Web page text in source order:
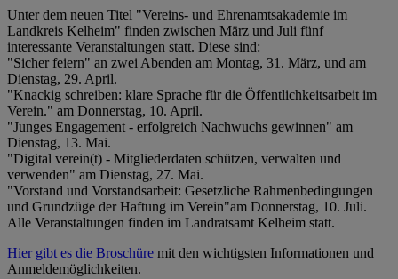
Unter dem neuen Titel "Vereins- und Ehrenamtsakademie im
Landkreis Kelheim" finden zwischen März und Juli fünf
interessante Veranstaltungen statt. Diese sind:
"Sicher feiern" an zwei Abenden am Montag, 31. März, und am
Dienstag, 29. April.
"Knackig schreiben: klare Sprache für die Öffentlichkeitsarbeit im
Verein." am Donnerstag, 10. April.
"Junges Engagement - erfolgreich Nachwuchs gewinnen" am
Dienstag, 13. Mai.
"Digital verein(t) - Mitgliederdaten schützen, verwalten und
verwenden" am Dienstag, 27. Mai.
"Vorstand und Vorstandsarbeit: Gesetzliche Rahmenbedingungen
und Grundzüge der Haftung im Verein"am Donnerstag, 10. Juli.
Alle Veranstaltungen finden im Landratsamt Kelheim statt.
Hier gibt es die Broschüre mit den wichtigsten Informationen und
Anmeldemöglichkeiten.